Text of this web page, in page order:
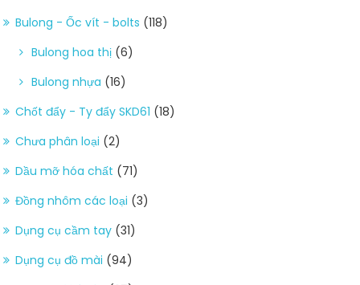
Bulong - Ốc vít - bolts (118)
Bulong hoa thị (6)
Bulong nhựa (16)
Chốt đẩy - Ty đẩy SKD61 (18)
Chưa phân loại (2)
Dầu mỡ hóa chất (71)
Đồng nhôm các loại (3)
Dụng cụ cầm tay (31)
Dụng cụ đồ mài (94)